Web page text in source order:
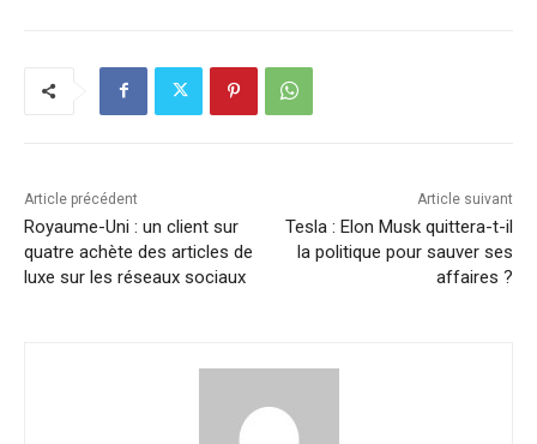
Article précédent
Royaume-Uni : un client sur
quatre achète des articles de
luxe sur les réseaux sociaux
Article suivant
Tesla : Elon Musk quittera-t-il
la politique pour sauver ses
affaires ?